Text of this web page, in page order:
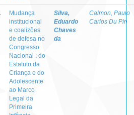
Mudança
institucional
e coalizões
de defesa no
Congresso
Nacional : do
Estatuto da
Criança e do
Adolescente
ao Marco
Legal da
Primeira
Silva,
Eduardo
Chaves
da
Calmon, Paulo
Carlos Du Pin